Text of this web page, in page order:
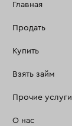
Главная
Продать
Купить
Взять займ
Прочие услуги
О нас